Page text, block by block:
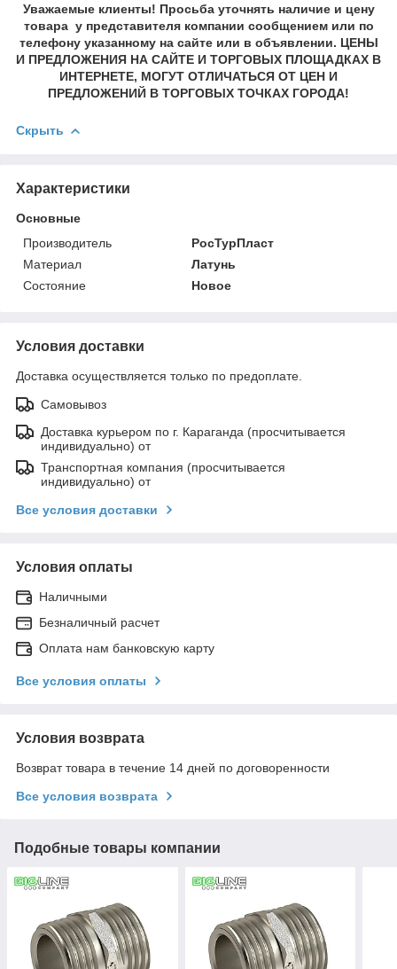
Уважаемые клиенты! Просьба уточнять наличие и цену
товара у представителя компании сообщением или по
телефону указанному на сайте или в объявлении. ЦЕНЫ
И ПРЕДЛОЖЕНИЯ НА САЙТЕ И ТОРГОВЫХ ПЛОЩАДКАХ В
ИНТЕРНЕТЕ, МОГУТ ОТЛИЧАТЬСЯ ОТ ЦЕН И
ПРЕДЛОЖЕНИЙ В ТОРГОВЫХ ТОЧКАХ ГОРОДА!
Скрыть
Характеристики
Основные
Производитель
РосТурПласт
Материал
Латунь
Состояние
Новое
Условия доставки
Доставка осуществляется только по предоплате.
Самовывоз
Доставка курьером по г. Караганда (просчитывается
индивидуально) от
Транспортная компания (просчитывается
индивидуально) от
Все условия доставки
Условия оплаты
Наличными
Безналичный расчет
Оплата нам банковскую карту
Все условия оплаты
Условия возврата
Возврат товара в течение 14 дней по договоренности
Все условия возврата
Подобные товары компании